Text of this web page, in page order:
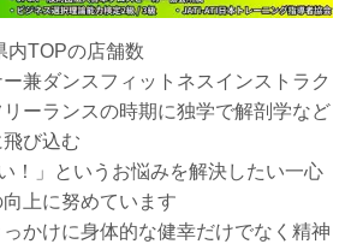
内TOPの店舗数
兼ダンスフィットネスインストラク
ーランスの時期に独学で解剖学など
び込む
！」というお悩みを解決したい一心
上に努めています
かけに身体的な健幸だけでなく精神